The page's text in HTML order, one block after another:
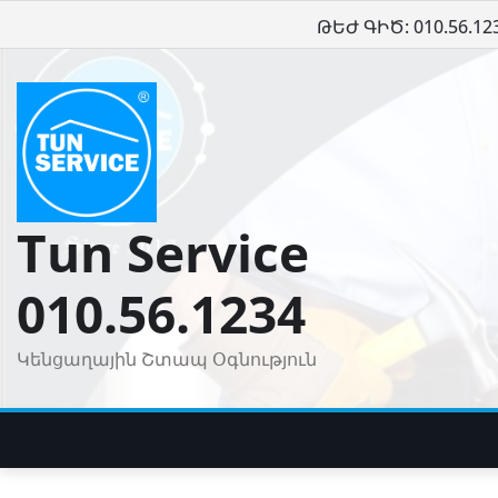
to
ԹԵԺ ԳԻԾ:
Tun Service
010.56.1234
Կենցաղային Շտապ Օգնություն